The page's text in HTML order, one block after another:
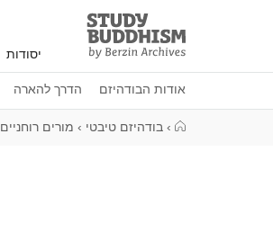
Study
Buddhism
Home
יסודות
אודות הבודהיזם הדרך להארה
› בודהיזם טיבטי › מורים רוחניים